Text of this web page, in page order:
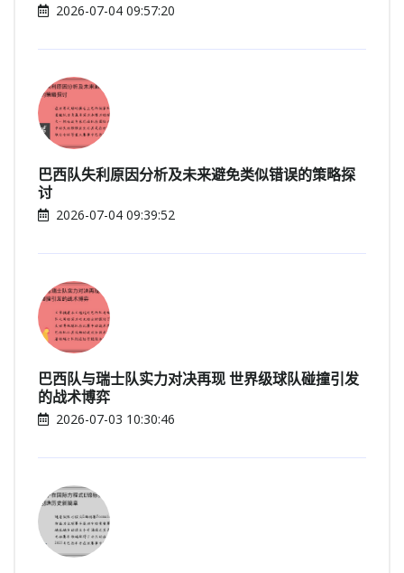
2026-07-04 09:57:20
巴西队失利原因分析及未来避免类似错误的策略探
讨
2026-07-04 09:39:52
巴西队与瑞士队实力对决再现 世界级球队碰撞引发
的战术博弈
2026-07-03 10:30:46